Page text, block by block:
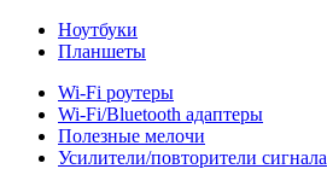
Ноутбуки
Планшеты
Wi-Fi роутеры
Wi-Fi/Bluetooth адаптеры
Полезные мелочи
Усилители/повторители сигнала